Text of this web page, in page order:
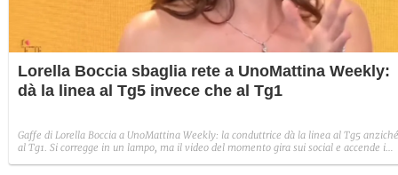
Lorella Boccia sbaglia rete a UnoMattina Weekly:
dà la linea al Tg5 invece che al Tg1
Gaffe di Lorella Boccia a UnoMattina Weekly: la conduttrice dà la linea al Tg5 anziché
al Tg1. Si corregge in un lampo, ma il video del momento gira sui social e accende i